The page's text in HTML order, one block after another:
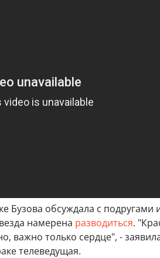
Бузова обсуждала с подругами
намерена разводиться.
важно только сердце", -
телеведущая.